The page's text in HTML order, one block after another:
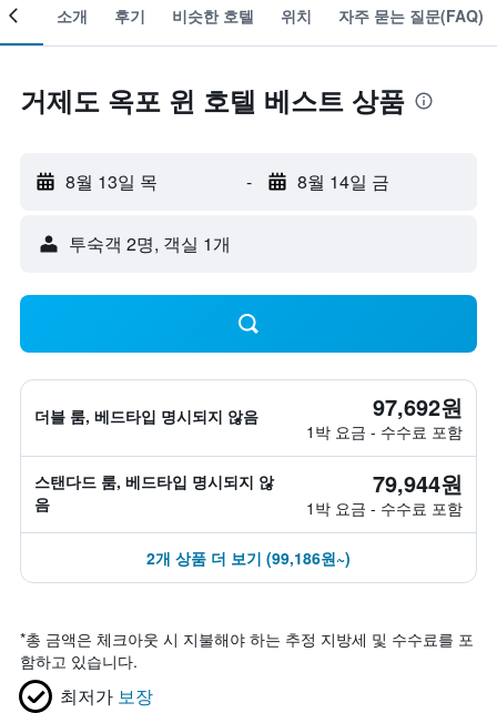
객실 소개 후기 비슷한 호텔 위치 자주 묻는 질문(FAQ)
거제도 옥포 윈 호텔 베스트 상품
8월 13일 목 - 8월 14일 금
​투숙객 2​명, ​객실 1개
더블 룸, 베드타입 명시되지 않음 97,692원
1박 요금 - 수수료 포함
스탠다드 룸, 베드타입 명시되지 않
음
79,944원
1박 요금 - 수수료 포함
2개 상품 더 보기 (99,186원~)
*총 금액은 체크아웃 시 지불해야 하는 추정 지방세 및 수수료를 포
함하고 있습니다.
최저가 보장